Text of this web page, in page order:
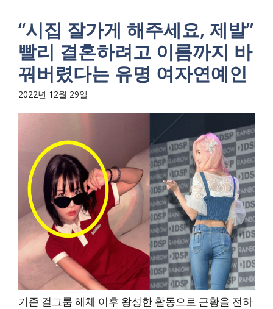
“시집 잘가게 해주세요, 제발”
빨리 결혼하려고 이름까지 바
꿔버렸다는 유명 여자연예인
2022년 12월 29일
기존 걸그룹 해체 이후 왕성한 활동으로 근황을 전하